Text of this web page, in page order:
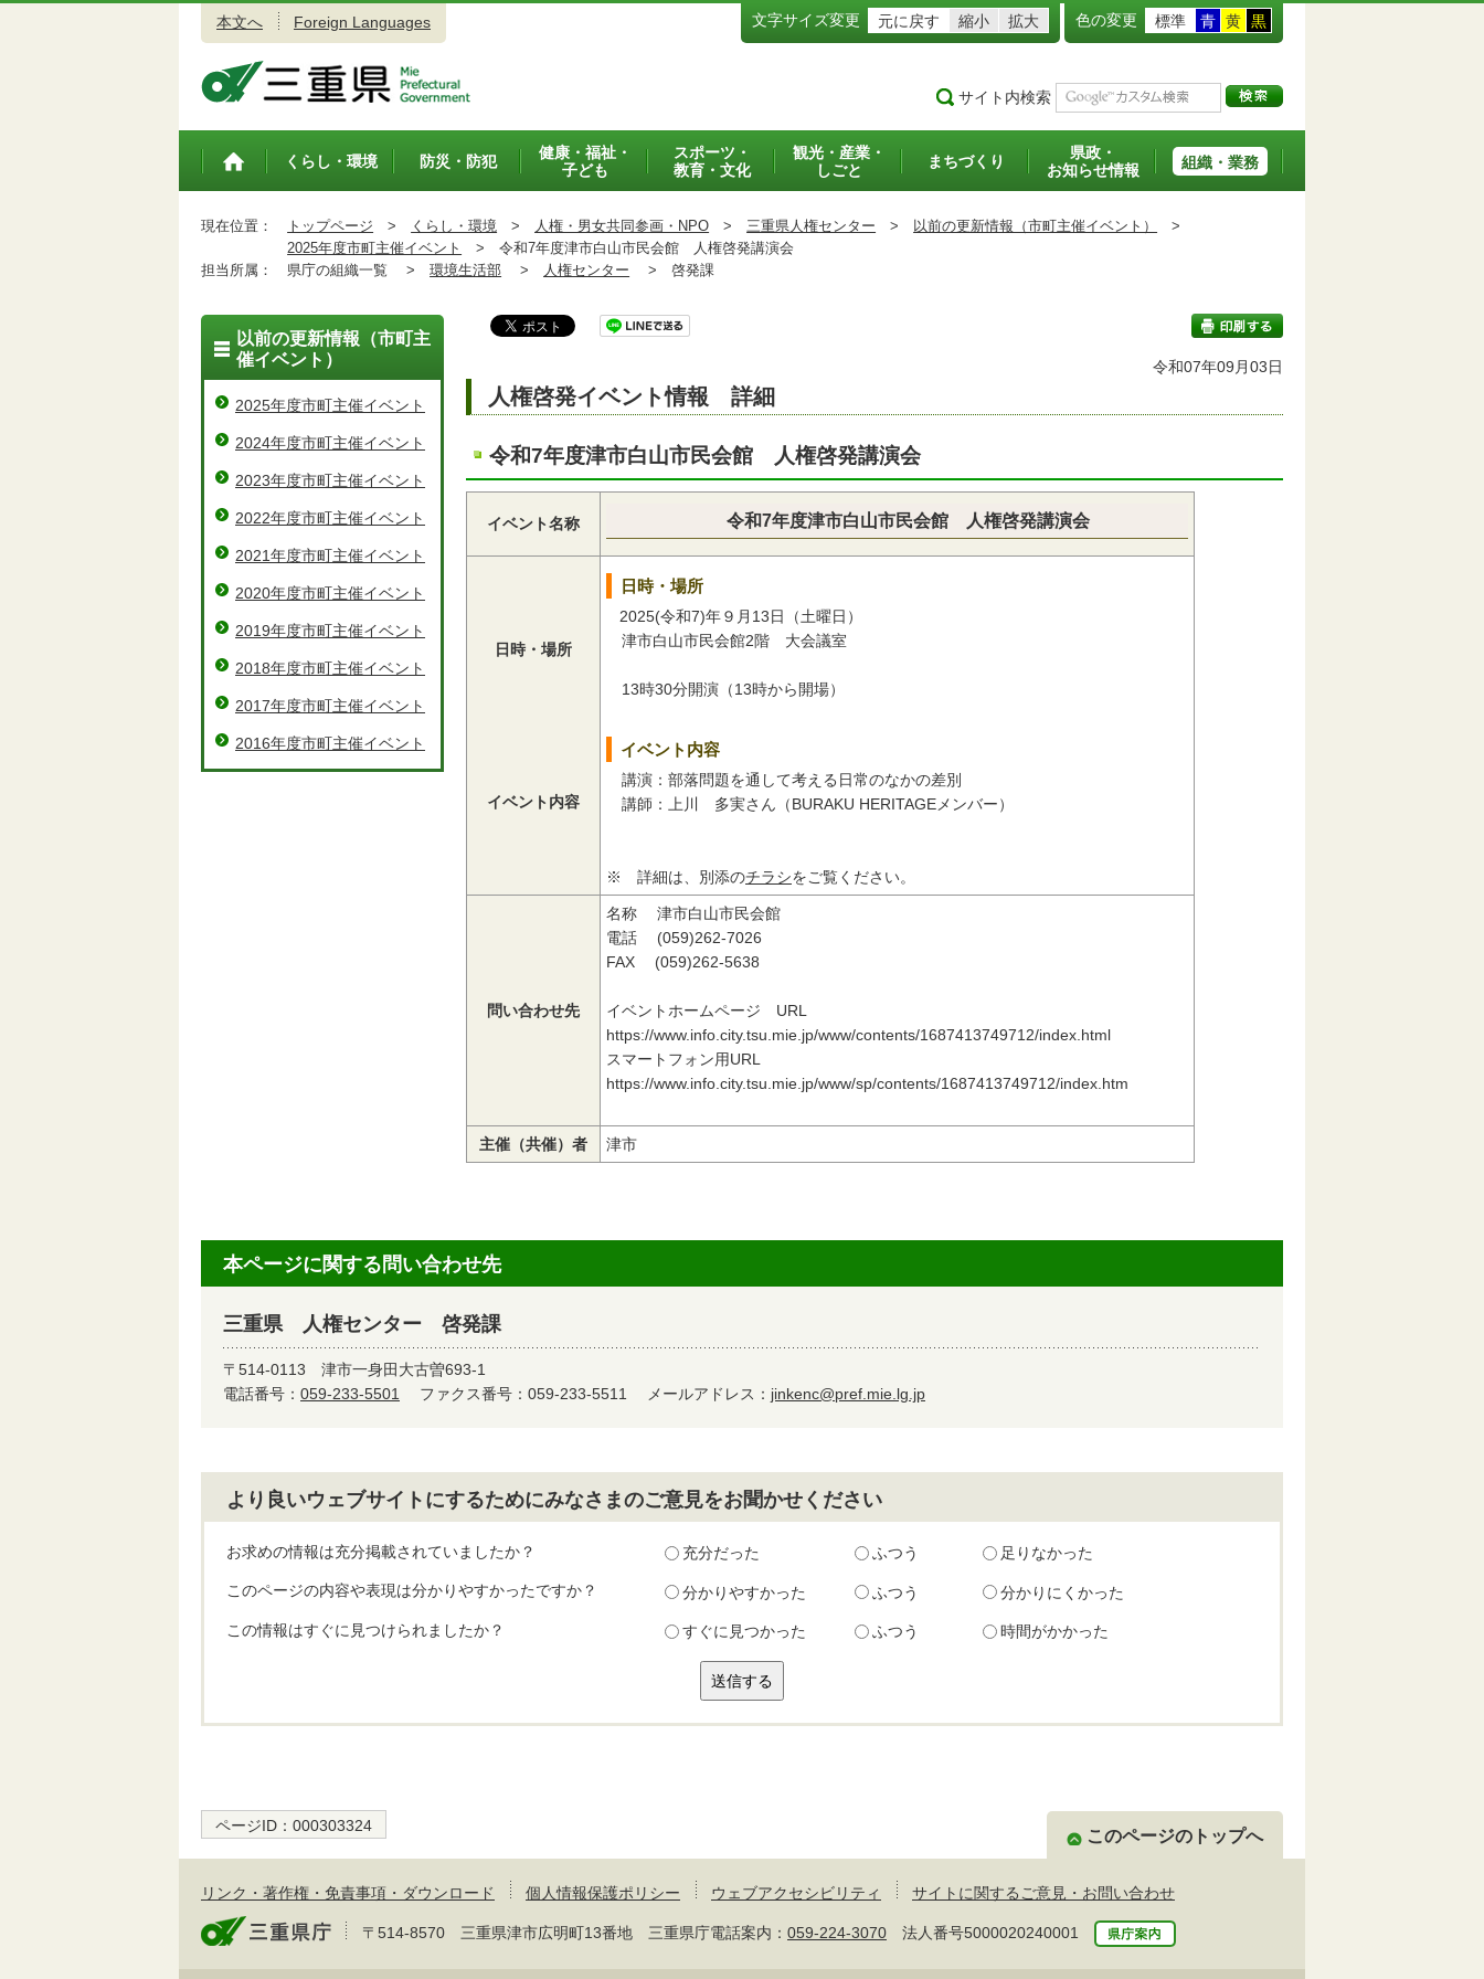
本文へ Foreign Languages 文字サイズ変更 元に戻す 縮小 拡大 色の変更 標準 青 黄 黒
サイト内検索
トップペ
くらし・環境 防災・防犯
健康・福祉・
子ども
スポーツ・
教育・文化
観光・産業・
しごと
まちづくり
県政・
お知らせ情報
組織・業務
現在位置： トップページ > くらし・環境 > 人権・男女共同参画・NPO > 三重県人権センター > 以前の更新情報（市町主催イベント）
>
2025年度市町主催イベント
> 令和7年度津市白山市民会館 人権啓発講演会
担当所属：
県庁の組織一覧 > 環境生活部 > 人権センター > 啓発課
印刷する
令和07年09月03日
人権啓発イベント情報 詳細
令和7年度津市白山市民会館 人権啓発講演会
イベント名称 令和7年度津市白山市民会館 人権啓発講演会
日時・場所
イベント内容
日時・場所
2025(令和7)年９月13日（土曜日）
津市白山市民会館2階 大会議室
13時30分開演（13時から開場）
イベント内容
講演：部落問題を通して考える日常のなかの差別
講師：上川 多実さん（BURAKU HERITAGEメンバー）
※ 詳細は、別添のチラシをご覧ください。
問い合わせ先
名称 津市白山市民会館
電話 (059)262-7026
FAX (059)262-5638
イベントホームページ URL
https://www.info.city.tsu.mie.jp/www/contents/1687413749712/index.html
スマートフォン用URL
https://www.info.city.tsu.mie.jp/www/sp/contents/1687413749712/index.htm
主催（共催）者 津市
以前の更新情報（市町主
催イベント）
2025年度市町主催イベント
2024年度市町主催イベント
2023年度市町主催イベント
2022年度市町主催イベント
2021年度市町主催イベント
2020年度市町主催イベント
2019年度市町主催イベント
2018年度市町主催イベント
2017年度市町主催イベント
2016年度市町主催イベント
本ページに関する問い合わせ先
三重県 人権センター 啓発課
〒514-0113 津市一身田大古曽693-1
電話番号： 059-233-5501 ファクス番号：059-233-5511 メールアドレス： jinkenc@pref.mie.lg.jp
より良いウェブサイトにするためにみなさまのご意見をお聞かせください
お求めの情報は充分掲載されていましたか？ 充分だった ふつう 足りなかった
このページの内容や表現は分かりやすかったですか？ 分かりやすかった ふつう 分かりにくかった
この情報はすぐに見つけられましたか？ すぐに見つかった ふつう 時間がかかった
ページID： 000303324
このページのトップへ
リンク・著作権・免責事項・ダウンロード 個人情報保護ポリシー ウェブアクセシビリティ サイトに関するご意見・お問い合わせ
〒514-8570 三重県津市広明町13番地 三重県庁電話案内： 059-224-3070 法人番号5000020240001